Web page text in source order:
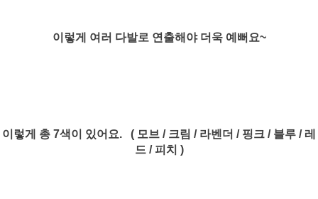
이렇게 여러 다발로 연출해야 더욱 예뻐요~
이렇게 총 7색이 있어요. ( 모브 / 크림 / 라벤더 / 핑크 / 블루 / 레
드 / 피치 )